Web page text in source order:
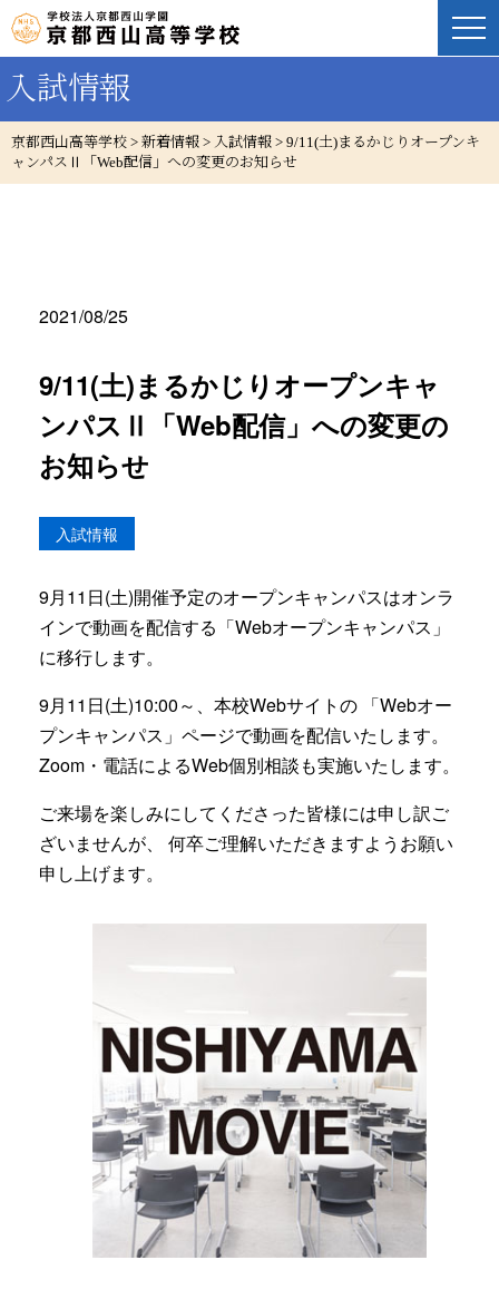
入試情報
京都西山高等学校 > 新着情報 > 入試情報 > 9/11(土)まるかじりオープンキ
ャンパスⅡ「Web配信」への変更のお知らせ
2021/08/25
9/11(土)まるかじりオープンキャ
ンパスⅡ「Web配信」への変更の
お知らせ
入試情報
9月11日(土)開催予定のオープンキャンパスはオンラ
インで動画を配信する「Webオープンキャンパス」
に移行します。
9月11日(土)10:00～、本校Webサイトの 「Webオー
プンキャンパス」ページで動画を配信いたします。
Zoom・電話によるWeb個別相談も実施いたします。
ご来場を楽しみにしてくださった皆様には申し訳ご
ざいませんが、 何卒ご理解いただきますようお願い
申し上げます。